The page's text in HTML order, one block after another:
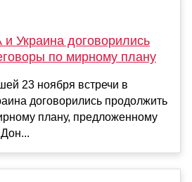
Украина договорились
по мирному плану
23 ноября встречи в
договорились продолжить
плану, предложенному